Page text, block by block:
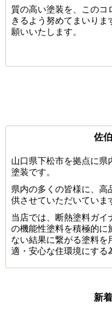
質の高い塗装を、このコ
きるよう努めてまいり
願いいたします。
佐
山口県下松市を拠点に県
塗装です。
県内の多くの皆様に、高
供させていただいていま
当店では、断熱塗料ガイ
の機能性塗料を積極的に
ない結果に繋がる塗料を
適・安心な住環境にする
新